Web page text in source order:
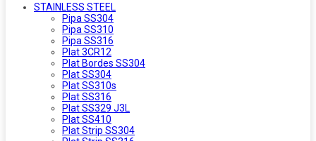
STAINLESS STEEL
Pipa SS304
Pipa SS310
Pipa SS316
Plat 3CR12
Plat Bordes SS304
Plat SS304
Plat SS310s
Plat SS316
Plat SS329 J3L
Plat SS410
Plat Strip SS304